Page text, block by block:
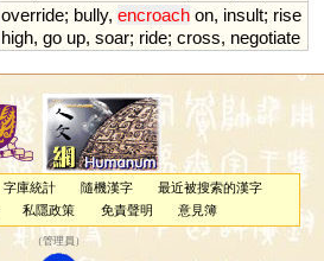
override; bully, encroach on, insult; rise
high, go up, soar; ride; cross, negotiate
字庫統計 隨機漢字
最近被搜索的漢字
私隱政策 免責聲明 意見簿
（管理員 ）